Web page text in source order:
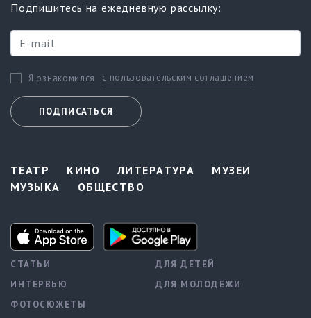
Подпишитесь на ежедневную рассылку:
Я ознакомился с пользовательским соглашением
ПОДПИСАТЬСЯ
ТЕАТР КИНО ЛИТЕРАТУРА
МУЗЕИ
МУЗЫКА
ОБЩЕСТВО
СТАТЬИ
ИНТЕРВЬЮ
ФОТОСЮЖЕТЫ
ДЛЯ ДЕТЕЙ
ДЛЯ МОЛОДЕЖИ